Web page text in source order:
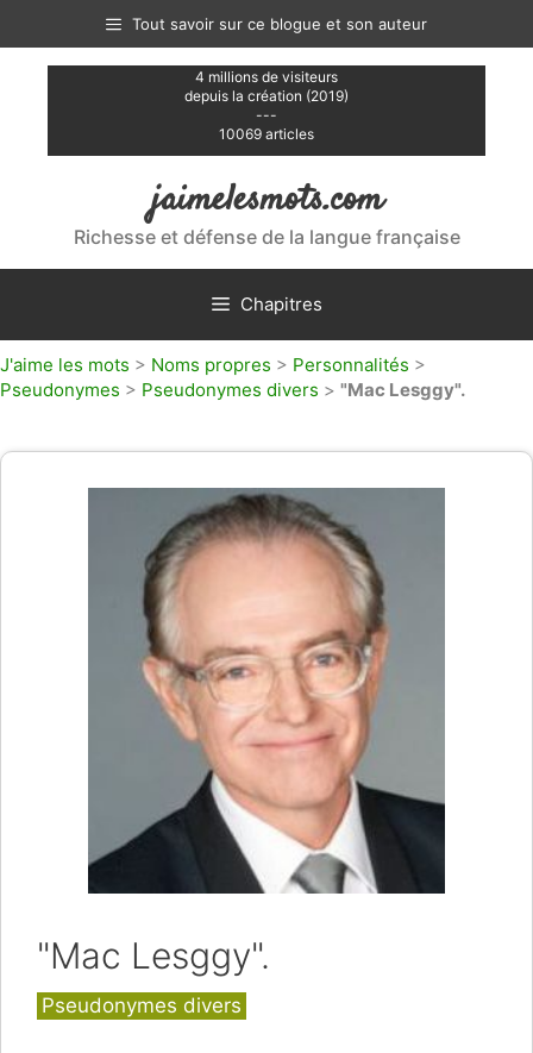
contenu
Tout savoir sur ce blogue et son auteur
4 millions de visiteurs
depuis la création (2019)
---
10069 articles
jaimelesmots.com
Richesse et défense de la langue française
Chapitres
J'aime les mots > Noms propres > Personnalités >
Pseudonymes > Pseudonymes divers > "Mac Lesggy".
"Mac Lesggy".
Catégories
Pseudonymes divers